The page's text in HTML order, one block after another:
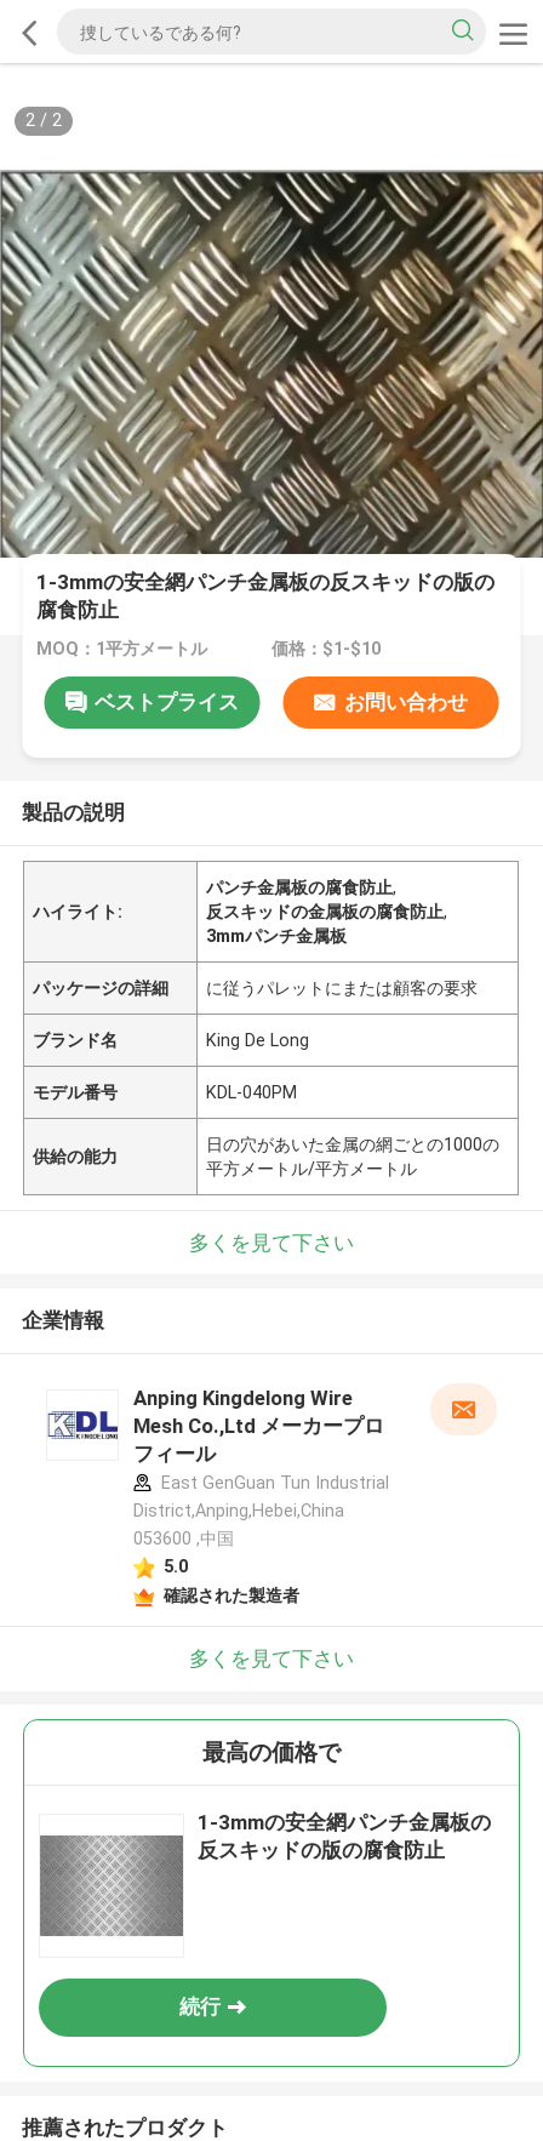
2/ 2
1-3mmの安全網パンチ金属板の反スキッドの版の
腐食防止
MOQ：1平方メートル 価格：$1-$10
ベストプライス お問い合わせ
製品の説明
ハイライト:
パンチ金属板の腐食防止,
反スキッドの金属板の腐食防止,
3mmパンチ金属板
パッケージの詳細 に従うパレットにまたは顧客の要求
ブランド名 King De Long
モデル番号 KDL-040PM
供給の能力
日の穴があいた金属の網ごとの1000の
平方メートル/平方メートル
多くを見て下さい
企業情報
Anping Kingdelong Wire
Mesh Co.,Ltd メーカープロ
フィール
East GenGuan Tun Industrial
District,Anping,Hebei,China
053600 ,中国
5.0
確認された製造者
多くを見て下さい
最高の価格で
1-3mmの安全網パンチ金属板の
反スキッドの版の腐食防止
続行
推薦されたプロダクト